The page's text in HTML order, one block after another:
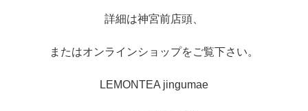
詳細は神宮前店頭、
またはオンラインショップをご覧下さい。
LEMONTEA jingumae